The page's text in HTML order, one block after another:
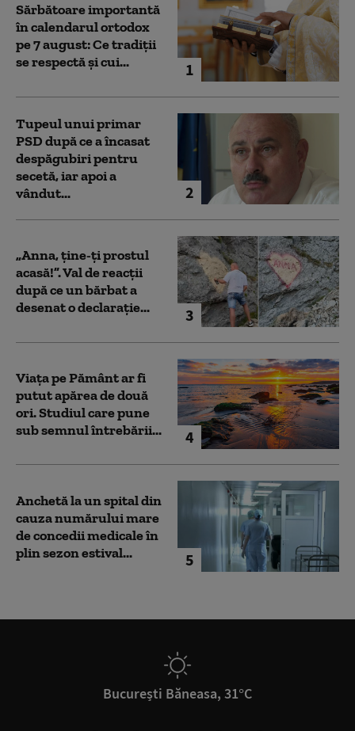
1
Sărbătoare importantă
în calendarul ortodox
pe 7 august: Ce tradiții
se respectă și cui...
2
Tupeul unui primar
PSD după ce a încasat
despăgubiri pentru
secetă, iar apoi a
vândut...
3
„Anna, ţine-ţi prostul
acasă!”. Val de reacții
după ce un bărbat a
desenat o declarație...
4
Viața pe Pământ ar fi
putut apărea de două
ori. Studiul care pune
sub semnul întrebării...
5
Anchetă la un spital din
cauza numărului mare
de concedii medicale în
plin sezon estival...
București Băneasa, 31°C